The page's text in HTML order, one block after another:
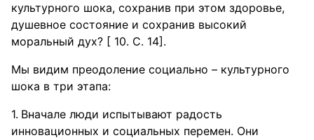
культурного шока, сохранив при этом здоровье,
душевное состояние и сохранив высокий
моральный дух? [ 10. С. 14].
Мы видим преодоление социально – культурного
шока в три этапа:
Вначале люди испытывают радость
инновационных и социальных перемен. Они